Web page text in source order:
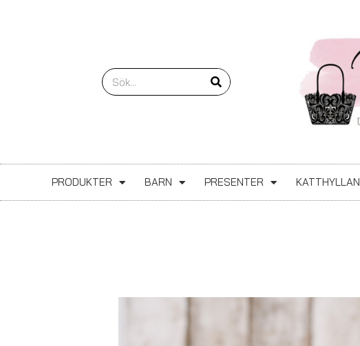
Sök
PRODUKTER BARN PRESENTER KATTHYLLAN